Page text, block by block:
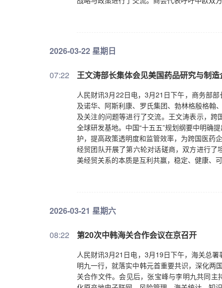
看，效率提升会让社会财富总量增加，政府
也是还原经济增长“以人民为中心”本质的关键
促进的关系？刘俏：从理论逻辑来看，全要
升级，而新的消费需求又会牵引新的供给，
时，民生改善带来的人力资本积累，比如教
步和效率提升的重要人力资本支撑。比如，
加、消费活力提升，而消费需求的升级又推
促进的典型案例。所以说，全要素生产率的
券时报记者：当前国内服务业发展态势良好
全要素生产率的贡献看似不显著，核心原因是
务业的效率提升需要长期的积累和培育。但
业的发展，蕴藏着巨大的效率提升潜力。哈
2035年基本实现社会主义现代化的目标，“十
均增速需要达到约4.7%，“十五五”作为承前
能为“十六五”时期留出合理空间。要支撑
增长的贡献率需要提升至40%左右，这也是
“效率驱动为主”。从年均增速来看，“十四五”
速仍有缺口，需要保持并稳步提升，确保全
动要素贡献度下降带来的压力。这一要求看
2026-03-22 星期日
07:22 王文涛部长集体会见美国药品研究与制
人民财讯3月22日电，3月21日下午，商务部
及诺华、阿斯利康、罗氏集团、勃林格殷格翰
及关注的问题等进行了交流。王文涛表示，
全球研发基地。中国“十五五”规划纲要中明确
护，提高政策透明度和监管效率，为跨国医药
经贸团队开展了第六轮对话磋商，双方进行
美经贸关系的本质是互利共赢，稳定、健康、
2026-03-21 星期六
08:22 第20次中韩海关合作会议在京召开
人民财讯3月21日电，3月19日下午，海关总
明九一行，就落实中韩元首重要共识，深化两
关合作文件。会见后，张宝峰与李明九共同